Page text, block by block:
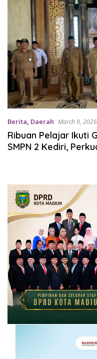
Berita, Daerah March 9, 2026
Ribuan Pelajar Ikuti
SMPN 2 Kediri,